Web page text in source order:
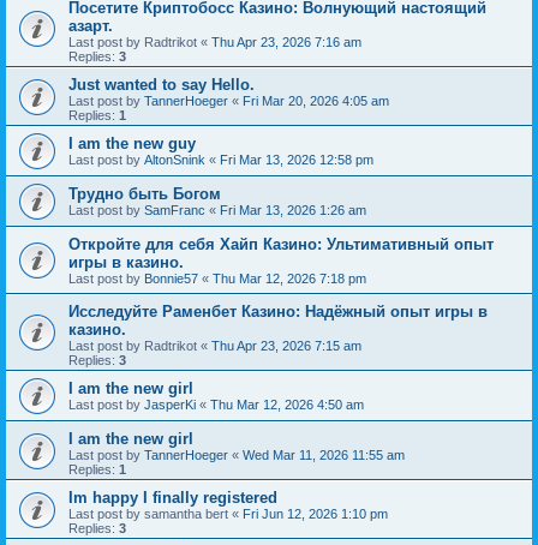
Посетите Криптобосс Казино: Волнующий настоящий
азарт.
Last post by Radtrikot « Thu Apr 23, 2026 7:16 am
Replies: 3
Just wanted to say Hello.
Last post by TannerHoeger « Fri Mar 20, 2026 4:05 am
Replies: 1
I am the new guy
Last post by AltonSnink « Fri Mar 13, 2026 12:58 pm
Трудно быть Богом
Last post by SamFranc « Fri Mar 13, 2026 1:26 am
Откройте для себя Хайп Казино: Ультимативный опыт
игры в казино.
Last post by Bonnie57 « Thu Mar 12, 2026 7:18 pm
Исследуйте Раменбет Казино: Надёжный опыт игры в
казино.
Last post by Radtrikot « Thu Apr 23, 2026 7:15 am
Replies: 3
I am the new girl
Last post by JasperKi « Thu Mar 12, 2026 4:50 am
I am the new girl
Last post by TannerHoeger « Wed Mar 11, 2026 11:55 am
Replies: 1
Im happy I finally registered
Last post by samantha bert « Fri Jun 12, 2026 1:10 pm
Replies: 3